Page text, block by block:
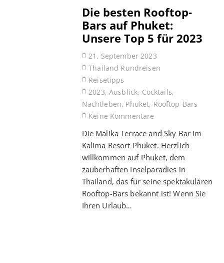
Die besten Rooftop-
Bars auf Phuket:
Unsere Top 5 für 2023
21. September 2023
Thailand Rundreisen
Reisetipps
2023, Ausblick, Cocktails,
Nachtleben, Phuket, Rooftop-Bars
Keine Kommentare
Die Malika Terrace and Sky Bar im
Kalima Resort Phuket. Herzlich
willkommen auf Phuket, dem
zauberhaften Inselparadies in
Thailand, das für seine spektakulären
Rooftop-Bars bekannt ist! Wenn Sie
Ihren Urlaub…